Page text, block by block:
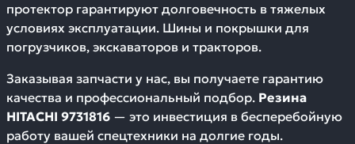
протектор гарантируют долговечность в тяжелых
условиях эксплуатации. Шины и покрышки для
погрузчиков, экскаваторов и тракторов.
Заказывая запчасти у нас, вы получаете гарантию
качества и профессиональный подбор. Резина
HITACHI 9731816 — это инвестиция в бесперебойную
работу вашей спецтехники на долгие годы.